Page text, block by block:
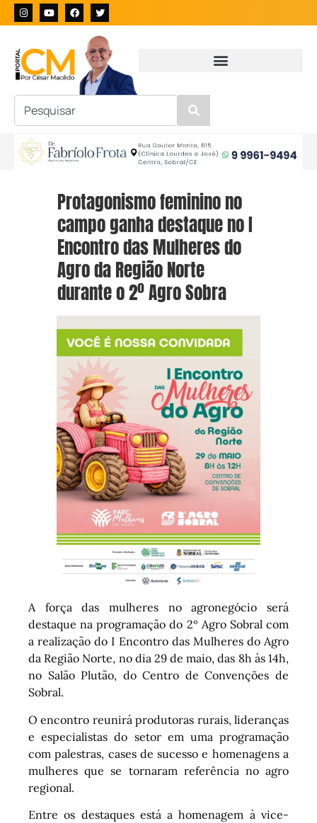
Protagonismo feminino no
campo ganha destaque no I
Encontro das Mulheres do
Agro da Região Norte
durante o 2º Agro Sobra
A força das mulheres no agronegócio será
destaque na programação do 2º Agro Sobral com
a realização do I Encontro das Mulheres do Agro
da Região Norte, no dia 29 de maio, das 8h às 14h,
no Salão Plutão, do Centro de Convenções de
Sobral.
O encontro reunirá produtoras rurais, lideranças
e especialistas do setor em uma programação
com palestras, cases de sucesso e homenagens a
mulheres que se tornaram referência no agro
regional.
Entre os destaques está a homenagem à vice-